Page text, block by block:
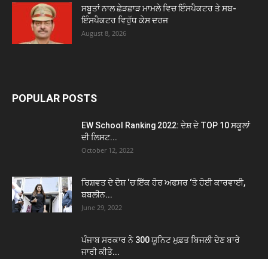
ਸਬੂਤਾਂ ਨਾਲ ਛੇੜਛਾੜ ਮਾਮਲੇ ਵਿਚ ਇੰਸਪੈਕਟਰ ਤੇ ਸਬ-
ਇੰਸਪੈਕਟਰ ਵਿਰੁੱਧ ਕੇਸ ਦਰਜ
August 8, 2026
POPULAR POSTS
EW School Ranking 2022: ਦੇਸ਼ ਦੇ TOP 10 ਸਕੂਲਾਂ
ਦੀ ਲਿਸਟ...
October 12, 2022
ਰਿਸ਼ਵਤ ਦੇ ਦੋਸ਼ ‘ਚ ਇੱਕ ਹੋਰ ਅਫਸਰ ‘ਤੇ ਹੋਈ ਕਾਰਵਾਈ,
ਬਬਲੀਨ...
June 29, 2022
ਪੰਜਾਬ ਸਰਕਾਰ ਨੇ 300 ਯੂਨਿਟ ਮੁਫ਼ਤ ਬਿਜਲੀ ਦੇਣ ਬਾਰੇ
ਜਾਰੀ ਕੀਤੇ...